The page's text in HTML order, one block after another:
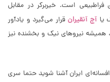
فراطبیعی است. خیربرکر در مقابل
یاآج آنقیرانقرار می‌گیرد و یادآور
همیشه نیروهای نیک و بخشنده نیز
ایران آشنا شوید حتما سری